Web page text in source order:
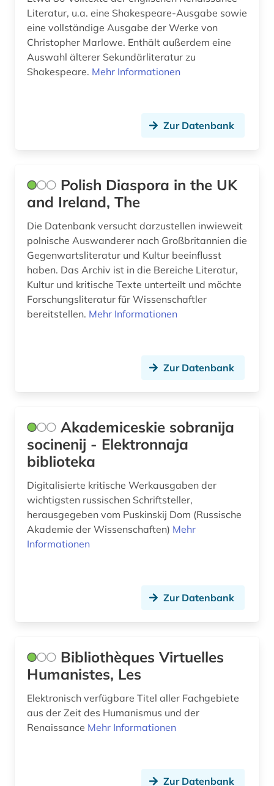
geschichte 600-1999 (1)
geschichte 800-1150 (1)
geschichte anfänge-2000 (1)
geschichte anfänge-300 (1)
geschlechterforschung (2)
gesellschaft (3)
gogol (1)
griechisch (11)
grossbritannien (2)
gumilev (1)
gutzkow, karl | schriftsteller; dramaturg;
dramatiker; publizist; journalist; philologe;
hessisches staatsarchiv marburg (1)
hexerei (1)
hispanics (1)
Literatur, u.a. eine Shakespeare-Ausgabe sowie
eine vollständige Ausgabe der Werke von
Christopher Marlowe. Enthält außerdem eine
Auswahl älterer Sekundärliteratur zu
Shakespeare. Mehr Informationen
Zur Datenbank
Polish Diaspora in the UK
and Ireland, The
Die Datenbank versucht darzustellen inwieweit
polnische Auswanderer nach Großbritannien die
Gegenwartsliteratur und Kultur beeinflusst
haben. Das Archiv ist in die Bereiche Literatur,
Kultur und kritische Texte unterteilt und möchte
Forschungsliteratur für Wissenschaftler
bereitstellen. Mehr Informationen
Zur Datenbank
Akademiceskie sobranija
socinenij - Elektronnaja
biblioteka
Digitalisierte kritische Werkausgaben der
wichtigsten russischen Schriftsteller,
herausgegeben vom Puskinskij Dom (Russische
Akademie der Wissenschaften) Mehr
Informationen
Zur Datenbank
Bibliothèques Virtuelles
Humanistes, Les
Elektronisch verfügbare Titel aller Fachgebiete
aus der Zeit des Humanismus und der
Renaissance Mehr Informationen
Zur Datenbank